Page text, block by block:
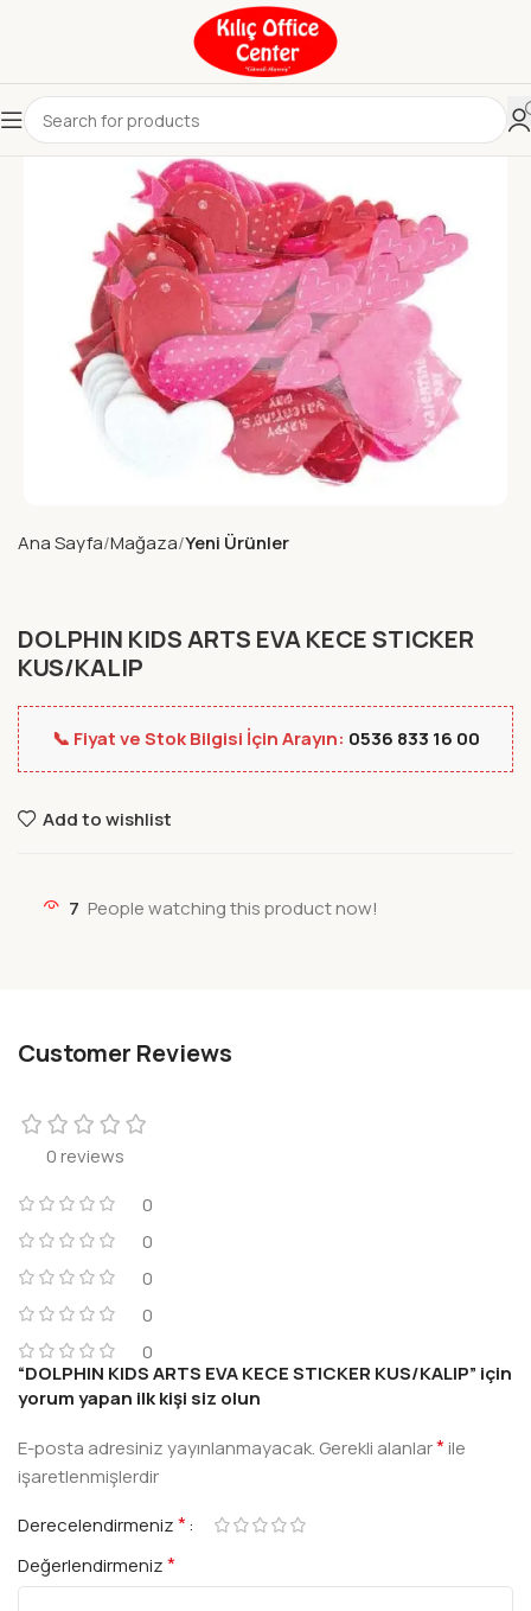
Ana Sayfa Mağaza Yeni Ürünler
DOLPHIN KIDS ARTS EVA KECE STICKER
KUS/KALIP
📞 Fiyat ve Stok Bilgisi İçin Arayın: 0536 833 16 00
Add to wishlist
7 People watching this product now!
Customer Reviews
0 reviews
0
0
0
0
0
“DOLPHIN KIDS ARTS EVA KECE STICKER KUS/KALIP” için
yorum yapan ilk kişi siz olun
E-posta adresiniz yayınlanmayacak. Gerekli alanlar*ile
işaretlenmişlerdir
Derecelendirmeniz*
Değerlendirmeniz*